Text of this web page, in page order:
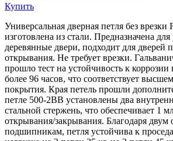
Купить
Универсальная дверная петля без врезки
изготовлена из стали. Предназначена
деревянные двери, подходит для дверей
открывания. Не требует врезки.
прошло тест на устойчивость к
более 96 часов, что соответствует
покрытия. Края петель прошли
петле 500-2BB установлены два
стальной стержень, что обеспечивает 1
открывания/закрывания. Благодаря
подшипникам, петля устойчива к